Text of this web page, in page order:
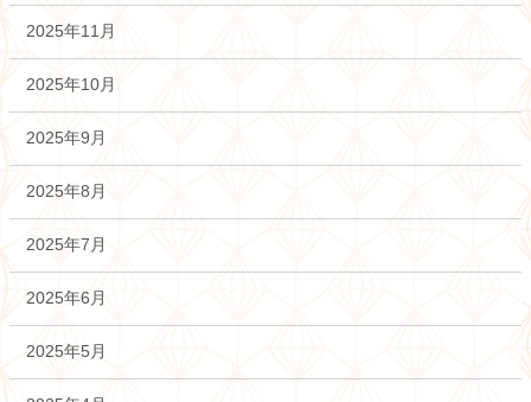
2025年11月
2025年10月
2025年9月
2025年8月
2025年7月
2025年6月
2025年5月